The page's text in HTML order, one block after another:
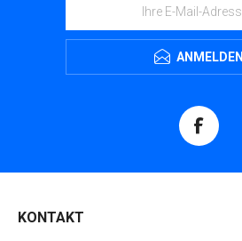
ANMELDEN
KONTAKT